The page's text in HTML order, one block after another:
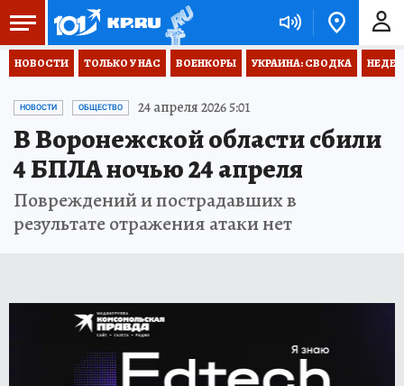
НОВОСТИ ТОЛЬКО У НАС ВОЕНКОРЫ УКРАИНА: СВОДКА
НОВОСТИ ОБЩЕСТВО 24 апреля 2026 5:01
В Воронежской области сбили
4 БПЛА ночью 24 апреля
Повреждений и пострадавших в
результате отражения атаки нет